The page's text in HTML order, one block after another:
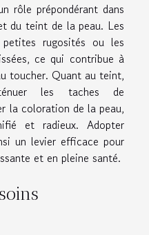
rôle prépondérant dans
du teint de la peau. Les
rugosités ou les
ce qui contribue à
toucher. Quant au teint,
les taches de
la coloration de la peau,
et radieux. Adopter
un levier efficace pour
et en pleine santé.